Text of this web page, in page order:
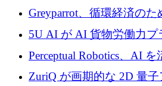
会社です」とフランス人
者は言う
Greyparrot、循環経済の
テリジェンスを拡張する
2,700 万ドルを確保
5U AI が AI 貨物労働力プ
に 320 万ドルのプレシー
Perceptual Robotics、AI
規模拡大に向けて 400 万
ZuriQ が画期的な 2D 量